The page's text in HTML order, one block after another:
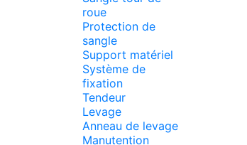
roue
Protection de
sangle
Support matériel
Système de
fixation
Tendeur
Levage
Anneau de levage
Manutention